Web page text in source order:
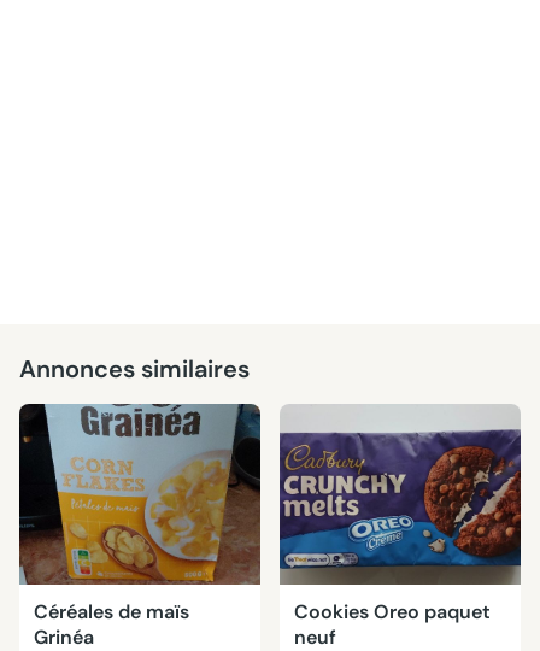
Annonces similaires
Céréales de maïs
Grinéa
Cookies Oreo paquet
neuf